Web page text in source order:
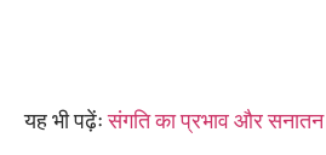
यह भी पढ़ेंःसंगति का प्रभाव और सनातन